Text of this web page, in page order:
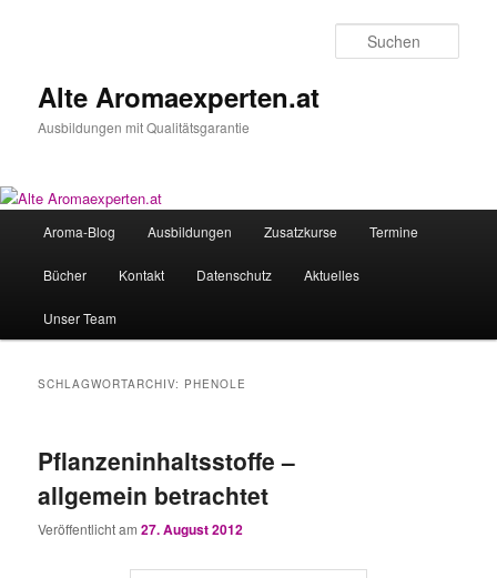
Alte Aromaexperten.at
Ausbildungen mit Qualitätsgarantie
Aroma-Blog Ausbildungen Zusatzkurse Termine
Bücher Kontakt Datenschutz Aktuelles
Unser Team
SCHLAGWORTARCHIV: PHENOLE
Pflanzeninhaltsstoffe –
allgemein betrachtet
Veröffentlicht am27. August 2012